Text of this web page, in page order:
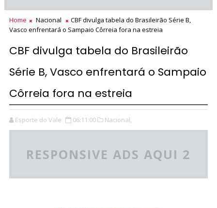
Home Nacional
CBF divulga tabela do Brasileirão Série B,
Vasco enfrentará o Sampaio Côrreia fora na estreia
CBF divulga tabela do Brasileirão
Série B, Vasco enfrentará o Sampaio
Côrreia fora na estreia
Esporte do Vale 06:11:00 Nacional,
RESPONSIVE ADS AQUI 2